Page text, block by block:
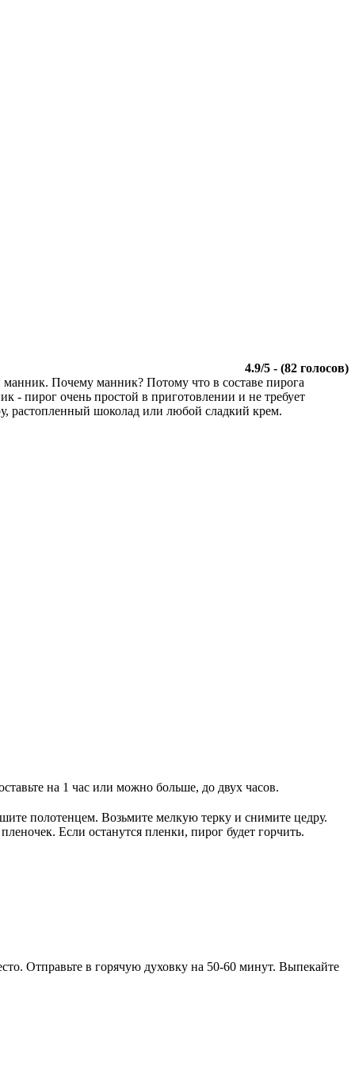
4.9/5 - (82 голосов)
Почему манник? Потому что в составе пирога
пирог очень простой в приготовлении и не требует
растопленный шоколад или любой сладкий крем.
на 1 час или можно больше, до двух часов.
полотенцем. Возьмите мелкую терку и снимите цедру.
Если останутся пленки, пирог будет горчить.
Отправьте в горячую духовку на 50-60 минут. Выпекайте